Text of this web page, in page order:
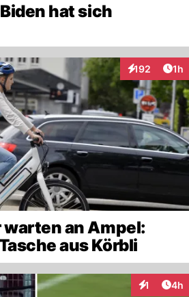
hat sich
192
Interaktionen
1h
warten an Ampel:
aus Körbli
1 4h